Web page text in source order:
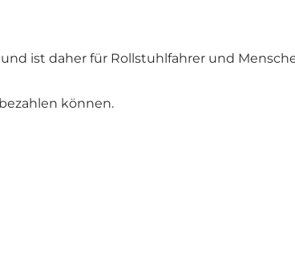
ist daher für Rollstuhlfahrer und
können.